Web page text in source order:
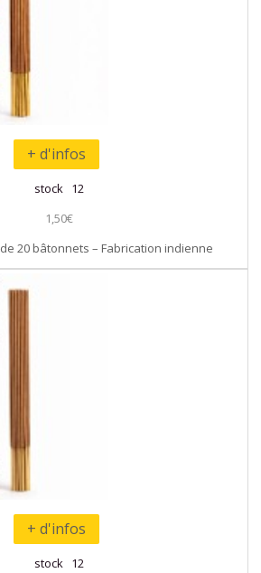
+ d'infos
stock 12
1,50€
20 bâtonnets – Fabrication indienne
+ d'infos
stock 12